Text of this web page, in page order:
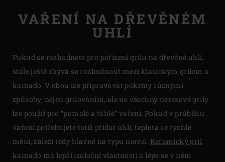
VAŘENÍ NA DŘEVĚNÉM
UHLÍ
Pokud se rozhodnete pro pořízení grilu na dřevěné uhlí,
stále ještě zbývá se rozhodnout mezi klasickým grilem a
kamado. V obou lze připravovat pokrmy různými
způsoby, nejen grilováním, ale ne všechny nerezové grily
lze použít pro “pomalé a táhlé” vaření. Pokud v průběhu
vaření potřebujete totiž přidat uhlí, teplota se rychle
mění, záleží tedy hlavně na typu nerezi.Keramickýgril
kamado má lepší izolační vlastnosti a lépe se v něm